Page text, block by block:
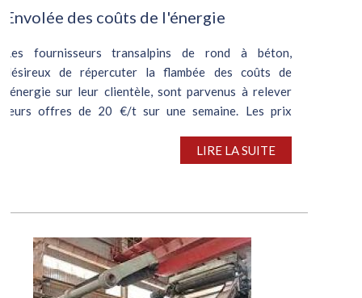
Envolée des coûts de l'énergie
Les fournisseurs transalpins de rond à béton,
désireux de répercuter la flambée des coûts de
l’énergie sur leur clientèle, sont parvenus à relever
leurs offres de 20 €/t sur une semaine. Les prix
LIRE LA SUITE